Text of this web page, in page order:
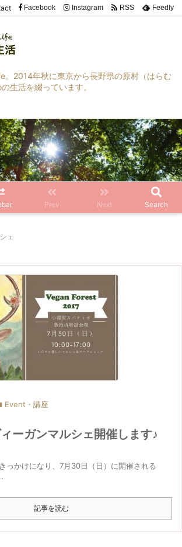
2014年秋に東京から長野県の原村（はらむ
生活を綴っています。
Prev Next Search
Facebook Instagram RSS Feedly
ェ
Event・講座
ーガンマルシェ開催します♪
っかけになり、7月30日（日）に開催される
記事を読む